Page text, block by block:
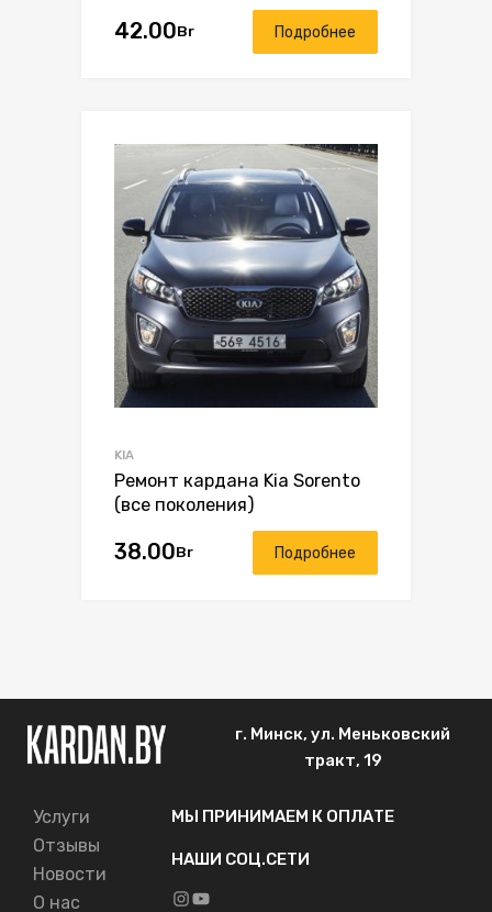
42.00Br Подробнее
KIA
Ремонт кардана Kia Sorento
(все поколения)
38.00Br Подробнее
г. Минск, ул. Меньковский
тракт, 19
Услуги
Отзывы
Новости
О нас
МЫ ПРИНИМАЕМ К ОПЛАТЕ
НАШИ СОЦ.СЕТИ
Instagram
YouTube